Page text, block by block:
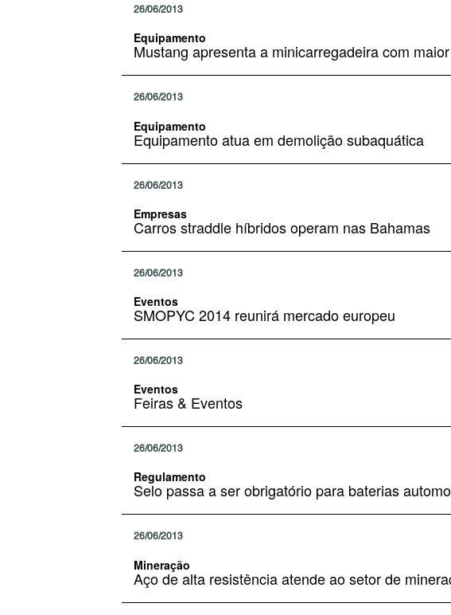
26/06/2013
Equipamento
Mustang apresenta a minicarregadeira com
26/06/2013
Equipamento
Equipamento atua em demolição subaquática
26/06/2013
Empresas
Carros straddle híbridos operam nas Bahamas
26/06/2013
Eventos
SMOPYC 2014 reunirá mercado europeu
26/06/2013
Eventos
Feiras & Eventos
26/06/2013
Regulamento
Selo passa a ser obrigatório para baterias
26/06/2013
Mineração
Aço de alta resistência atende ao setor de